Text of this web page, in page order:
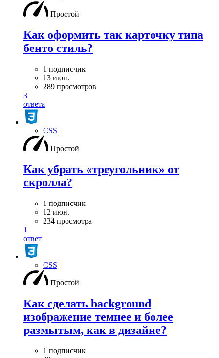
Простой
Как оформить так карточку типа
бенто стиль?
1 подписчик
13 июн.
289 просмотров
3
ответа
CSS
Простой
Как убрать «треугольник» от
скролла?
1 подписчик
12 июн.
234 просмотра
1
ответ
CSS
Простой
Как сделать background
изображение темнее и более
размытым, как в дизайне?
1 подписчик